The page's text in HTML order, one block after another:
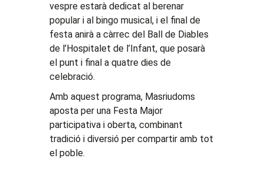
vespre estarà dedicat al berenar
popular i al bingo musical, i el final de
festa anirà a càrrec del Ball de Diables
de l’Hospitalet de l’Infant, que posarà
el punt i final a quatre dies de
celebració.
Amb aquest programa, Masriudoms
aposta per una Festa Major
participativa i oberta, combinant
tradició i diversió per compartir amb tot
el poble.